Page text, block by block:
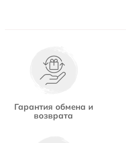
Гарантия обмена и
возврата